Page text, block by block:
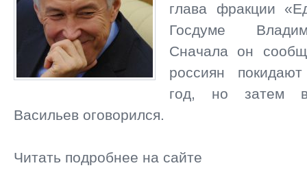
глава фракции
Госдуме
Сначала он
россиян
год, но затем
Васильев оговорился.
Читать подробнее на сайте